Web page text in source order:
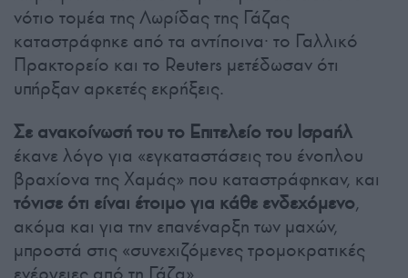
νότιο τομέα της Λωρίδας της Γάζας
καταστράφηκε από τα αντίποινα· το Γαλλικό
Πρακτορείο και το Reuters μετέδωσαν ότι
υπήρξαν αρκετές εκρήξεις.
Σε ανακοίνωσή του το Επιτελείο του Ισραήλ
έκανε λόγο για «εγκαταστάσεις του ένοπλου
βραχίονα της Χαμάς» που καταστράφηκαν, και
τόνισε ότι είναι έτοιμο για κάθε ενδεχόμενο,
ακόμα και για την επανέναρξη των μαχών,
μπροστά στις «συνεχιζόμενες τρομοκρατικές